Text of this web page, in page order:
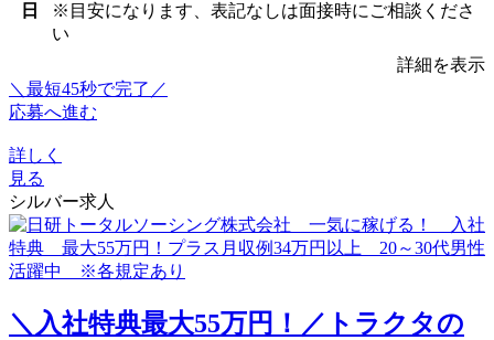
日
※目安になります、表記なしは面接時にご相談くださ
い
詳細を表示
＼最短45秒で完了／
応募へ進む
詳しく
見る
シルバー求人
＼入社特典最大55万円！／トラクタの